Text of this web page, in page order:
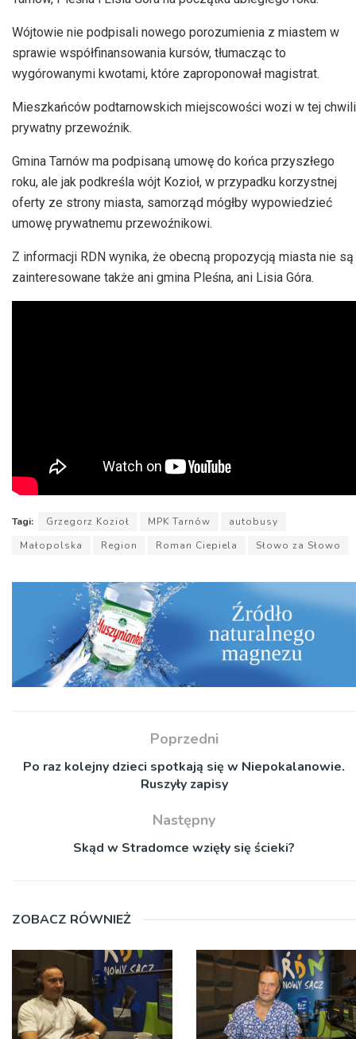
Wójtowie nie podpisali nowego porozumienia z miastem w
sprawie współfinansowania kursów, tłumacząc to
wygórowanymi kwotami, które zaproponował magistrat.
Mieszkańców podtarnowskich miejscowości wozi w tej chwili
prywatny przewoźnik.
Gmina Tarnów ma podpisaną umowę do końca przyszłego
roku, ale jak podkreśla wójt Kozioł, w przypadku korzystnej
oferty ze strony miasta, samorząd mógłby wypowiedzieć
umowę prywatnemu przewoźnikowi.
Z informacji RDN wynika, że obecną propozycją miasta nie są
zainteresowane także ani gmina Pleśna, ani Lisia Góra.
Tagi: Grzegorz Kozioł MPK Tarnów
autobusy
Małopolska
Region Roman Ciepiela Słowo za Słowo
Poprzedni
Po raz kolejny dzieci spotkają się w Niepokalanowie.
Ruszyły zapisy
Następny
Skąd w Stradomce wzięły się ścieki?
ZOBACZ RÓWNIEŻ